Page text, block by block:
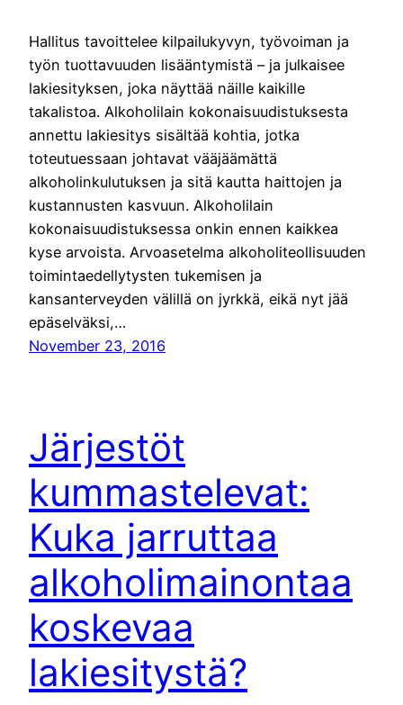
Hallitus tavoittelee kilpailukyvyn, työvoiman ja
työn tuottavuuden lisääntymistä – ja julkaisee
lakiesityksen, joka näyttää näille kaikille
takalistoa. Alkoholilain kokonaisuudistuksesta
annettu lakiesitys sisältää kohtia, jotka
toteutuessaan johtavat vääjäämättä
alkoholinkulutuksen ja sitä kautta haittojen ja
kustannusten kasvuun. Alkoholilain
kokonaisuudistuksessa onkin ennen kaikkea
kyse arvoista. Arvoasetelma alkoholiteollisuuden
toimintaedellytysten tukemisen ja
kansanterveyden välillä on jyrkkä, eikä nyt jää
epäselväksi,…
November 23, 2016
Järjestöt
kummastelevat:
Kuka jarruttaa
alkoholimainontaa
koskevaa
lakiesitystä?